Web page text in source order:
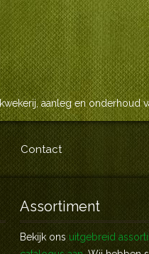
aanleg en onderhoud
Contact
Assortiment
Bekijk ons uitgebreid